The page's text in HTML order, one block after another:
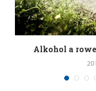
Alkohol a
20